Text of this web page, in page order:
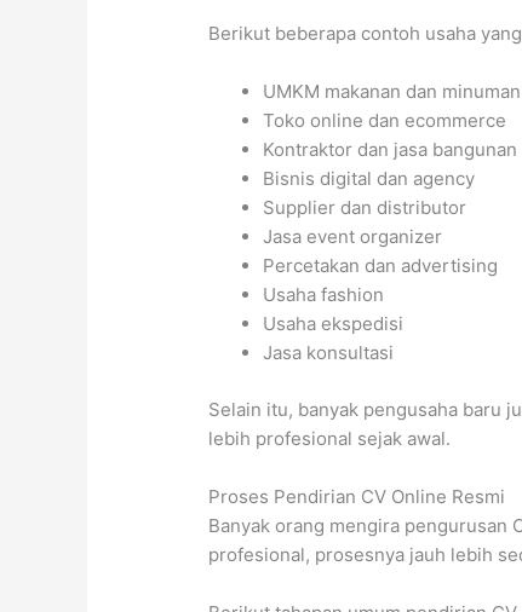
Berikut beberapa contoh usaha
UMKM makanan dan minuman
Toko online dan ecommerce
Kontraktor dan jasa bangunan
Bisnis digital dan agency
Supplier dan distributor
Jasa event organizer
Percetakan dan advertising
Usaha fashion
Usaha ekspedisi
Jasa konsultasi
Selain itu, banyak pengusaha baru
lebih profesional sejak awal.
Proses Pendirian CV Online Resmi
Banyak orang mengira pengurusan
profesional, prosesnya jauh lebih